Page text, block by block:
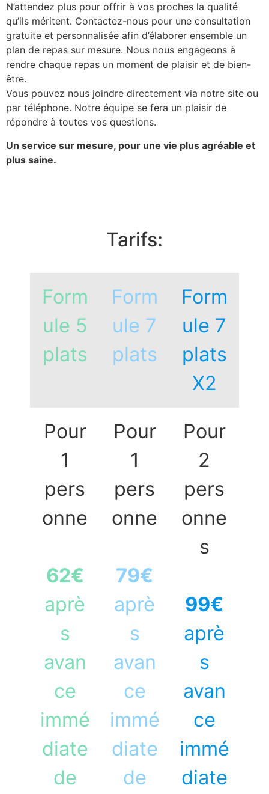
N’attendez plus pour offrir à vos proches la qualité
qu’ils méritent. Contactez-nous pour une consultation
gratuite et personnalisée afin d’élaborer ensemble un
plan de repas sur mesure. Nous nous engageons à
rendre chaque repas un moment de plaisir et de bien-
être.
Vous pouvez nous joindre directement via notre site ou
par téléphone. Notre équipe se fera un plaisir de
répondre à toutes vos questions.
Un service sur mesure, pour une vie plus agréable et
plus saine.
Tarifs:
Form
ule 5
plats
Form
ule 7
plats
Form
ule 7
plats
X2
Pour
1
pers
onne
62€
aprè
s
avan
ce
immé
diate
de
Pour
1
pers
onne
79€
aprè
s
avan
ce
immé
diate
de
Pour
2
pers
onne
s
99€
aprè
s
avan
ce
immé
diate